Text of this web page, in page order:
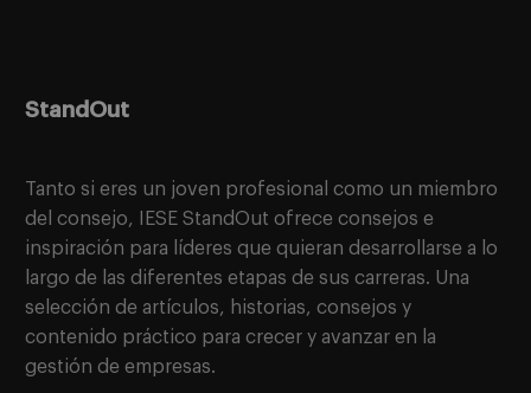
StandOut
Tanto si eres un joven profesional como un miembro
del consejo, IESE StandOut ofrece consejos e
inspiración para líderes que quieran desarrollarse a lo
largo de las diferentes etapas de sus carreras. Una
selección de artículos, historias, consejos y
contenido práctico para crecer y avanzar en la
gestión de empresas.